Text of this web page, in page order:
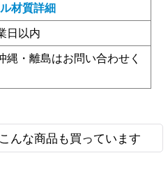
材質詳細
日以内
・離島はお問い合わせく
んな商品も買っています